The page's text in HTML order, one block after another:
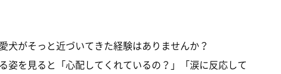
犬がそっと近づいてきた経験はありませんか？
姿を見ると「心配してくれているの？」「涙に反応して